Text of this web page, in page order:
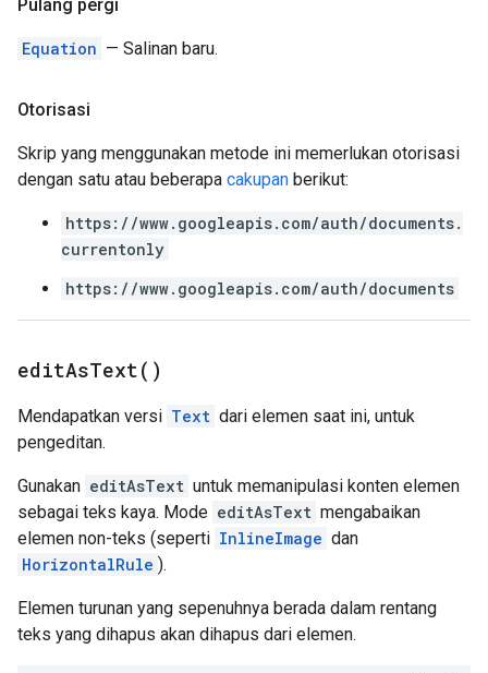
Pulang pergi
Equation — Salinan baru.
Otorisasi
Skrip yang menggunakan metode ini memerlukan otorisasi
dengan satu atau beberapa cakupan berikut:
https://www.googleapis.com/auth/documents.
currentonly
https://www.googleapis.com/auth/documents
editAsText( )
Mendapatkan versi Text dari elemen saat ini, untuk
pengeditan.
Gunakan editAsText untuk memanipulasi konten elemen
sebagai teks kaya. Mode editAsText mengabaikan
elemen non-teks (seperti InlineImage dan
HorizontalRule ).
Elemen turunan yang sepenuhnya berada dalam rentang
teks yang dihapus akan dihapus dari elemen.